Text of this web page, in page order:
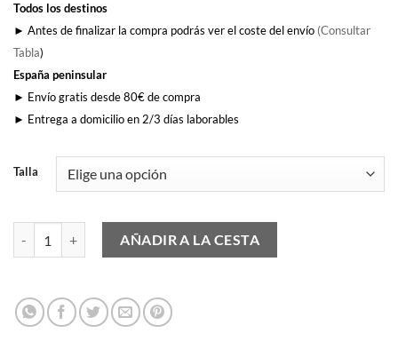
Todos los destinos
► Antes de finalizar la compra podrás ver el coste del envío (Consultar
Tabla)
España peninsular
► Envío gratis desde 80€ de compra
► Entrega a domicilio en 2/3 días laborables
Talla
Poeta Encadenado cantidadAÑADIR A LA CESTA